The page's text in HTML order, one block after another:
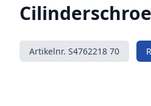
Artikelnr. S4762218 70